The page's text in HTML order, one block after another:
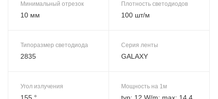
Минимальный отрезок
10 мм
Плотность светодиодов
100 шт/м
Типоразмер светодиода
2835
Серия ленты
GALAXY
Угол излучения Мощность на 1м